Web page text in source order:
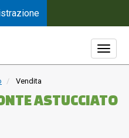
Vendita
ASTUCCIATO